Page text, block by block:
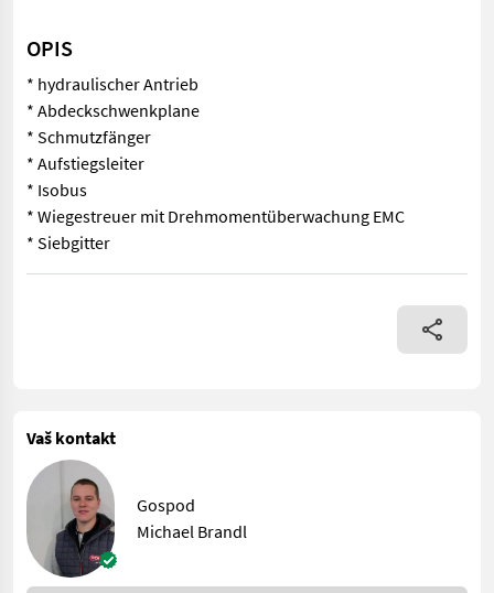
OPIS
* hydraulischer Antrieb
* Abdeckschwenkplane
* Schmutzfänger
* Aufstiegsleiter
* Isobus
* Wiegestreuer mit Drehmomentüberwachung EMC
* Siebgitter
* hydraulischer Antrieb * Abdeckschwenkplane *
Vaš kontakt
Gospod
Michael Brandl